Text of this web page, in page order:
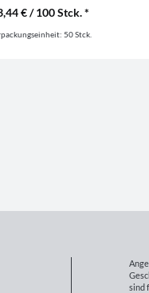
€ / 100 Stck. *
50 Stck.
sind